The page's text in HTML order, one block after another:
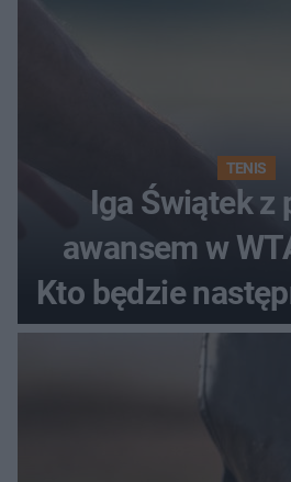
TENIS
Iga Świątek z
awansem w
Kto będzie